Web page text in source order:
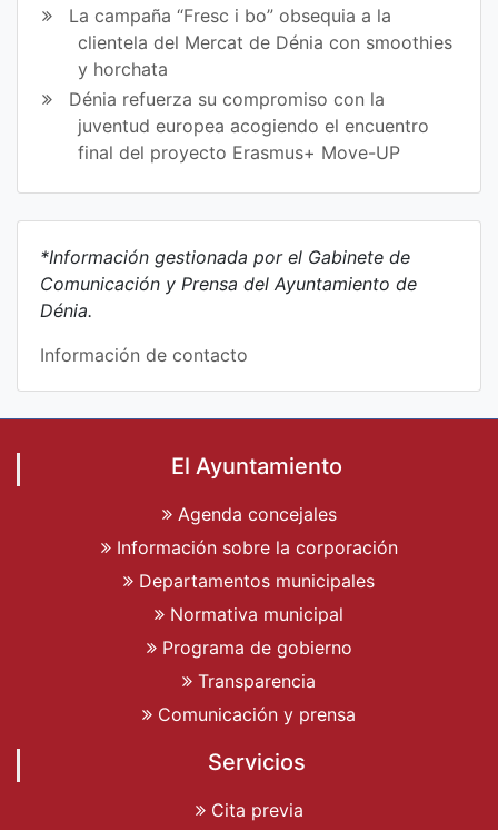
La campaña “Fresc i bo” obsequia a la
clientela del Mercat de Dénia con smoothies
y horchata
Dénia refuerza su compromiso con la
juventud europea acogiendo el encuentro
final del proyecto Erasmus+ Move-UP
*Información gestionada por el Gabinete de
Comunicación y Prensa del Ayuntamiento de
Dénia.
Información de contacto
El Ayuntamiento
Agenda concejales
Información sobre la corporación
Departamentos municipales
Normativa municipal
Programa de gobierno
Transparencia
Comunicación y prensa
Servicios
Cita previa